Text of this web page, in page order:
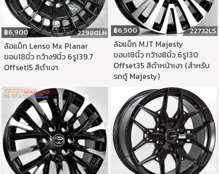
฿6,900 22980LH
ล้อแม็ก Lenso Mx Planar
ขอบ18นิ้ว กว้าง9นิ้ว 6รู139.7
Offset15 สีดำเงา
฿6,500 22732LS
ล้อแม็ก MJT Majesty
ขอบ18นิ้ว กว้าง8นิ้ว 6รู130
Offset35 สีดำหน้าเงา (สำหรับ
รถตู้ Majesty)